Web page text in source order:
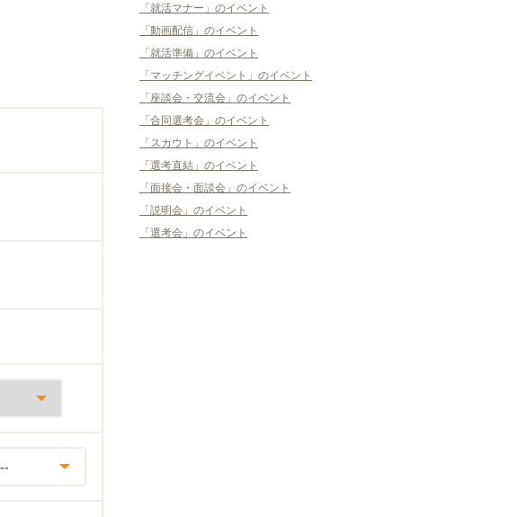
「就活マナー」のイベント
「動画配信」のイベント
「就活準備」のイベント
「マッチングイベント」のイベント
「座談会・交流会」のイベント
「合同選考会」のイベント
「スカウト」のイベント
「選考直結」のイベント
「面接会・面談会」のイベント
「説明会」のイベント
「選考会」のイベント